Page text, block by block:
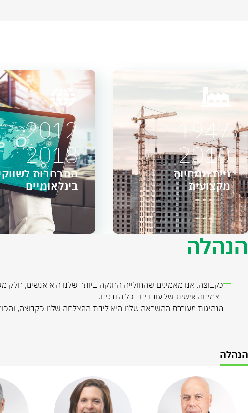
1947
2010
ניית ממחיות
מקצועית
2012
2018
התרחבות
בינלאומיים
הנהלה
כקבוצה, אנו מאמינים שהחולייה החזקה ביותר שלנו היא אנשים, חלק
בצמיחה אישית של עובדים בכל הדרגים.
מנהיגות מעוררת ההשראה שלנו היא ליבת ההצלחה שלנו כקבוצה,
הנהלה